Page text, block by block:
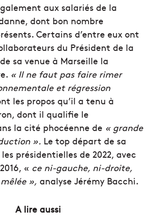
aux salariés de la
dont bon nombre
Certains d’entre eux ont
du Président de la
sa venue à Marseille la
« Il ne faut pas faire rimer
et régression
les propos qu’il a tenu à
dont il qualifie le
la cité phocéenne de « grande
». Le top départ de sa
présidentielles de 2022, avec
« ce ni-gauche, ni-droite,
», analyse Jérémy Bacchi.
A lire aussi